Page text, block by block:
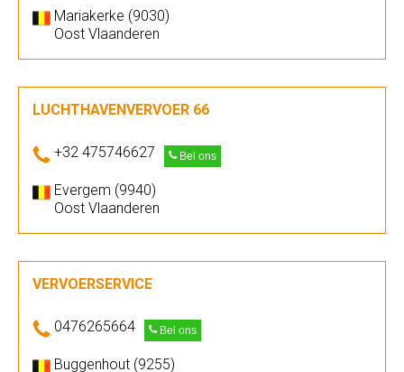
Mariakerke (9030)
Oost Vlaanderen
LUCHTHAVENVERVOER 66
+32 475746627 Bel ons
Evergem (9940)
Oost Vlaanderen
VERVOERSERVICE
0476265664 Bel ons
Buggenhout (9255)